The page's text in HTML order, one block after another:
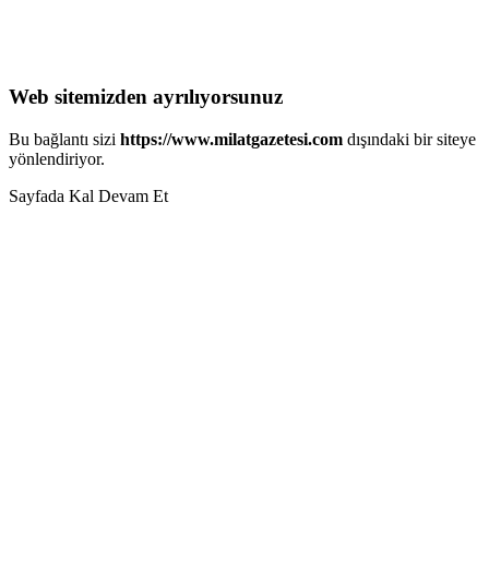
Web sitemizden ayrılıyorsunuz
Bu bağlantı sizi https://www.milatgazetesi.com dışındaki bir siteye
yönlendiriyor.
Sayfada Kal Devam Et